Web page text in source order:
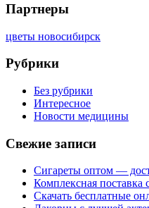
Партнеры
цветы новосибирск
Рубрики
Без рубрики
Интересное
Новости медицины
Свежие записи
Сигареты оптом —
Комплексная поставка
Скачать бесплатные